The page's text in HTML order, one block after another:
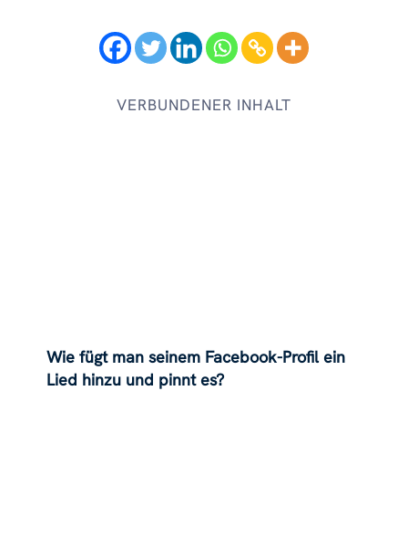
VERBUNDENER INHALT
Wie fügt man seinem Facebook-Profil ein
Lied hinzu und pinnt es?